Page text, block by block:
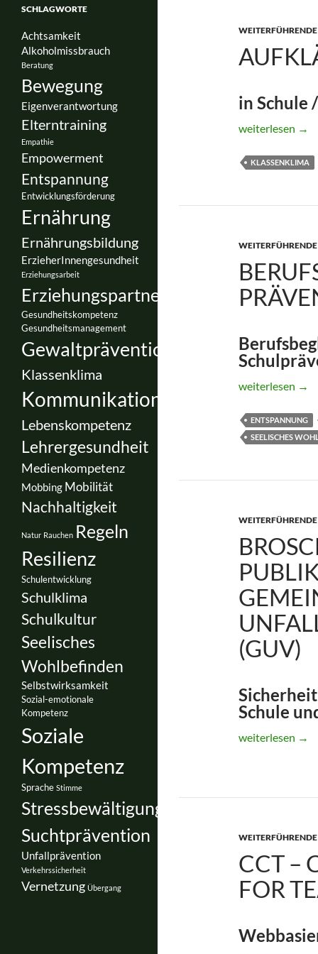
in Schule
weiterlesen →
KLASSENKLIMA
Berufsverband
weiterlesen →
ENTSPANNUNG
SEELISCHES
(GUV)
Schule
Broschüren,
weiterlesen →
CCT –
FOR
SCHLAGWORTE
Achtsamkeit
Alkoholmissbrauch
Beratung
Bewegung
Eigenverantwortung
Elterntraining
Empathie
Empowerment
Entspannung
Entwicklungsförderung
Ernährung
Ernährungsbildung
ErzieherInnengesundheit
Erziehungsarbeit
Erziehungspartnerschaft
Gesundheitskompetenz
Gesundheitsmanagement
Gewaltprävention
Klassenklima
Kommunikation
Lebenskompetenz
Lehrergesundheit
Medienkompetenz
Mobbing Mobilität
Nachhaltigkeit
Natur Rauchen Regeln
Resilienz
Schulentwicklung
Schulklima
Schulkultur
Seelisches
Wohlbefinden
Selbstwirksamkeit
Sozial-emotionale
Kompetenz
Soziale
Kompetenz
Sprache Stimme
Stressbewältigung
Suchtprävention
Unfallprävention
Verkehrssicherheit
Vernetzung Übergang